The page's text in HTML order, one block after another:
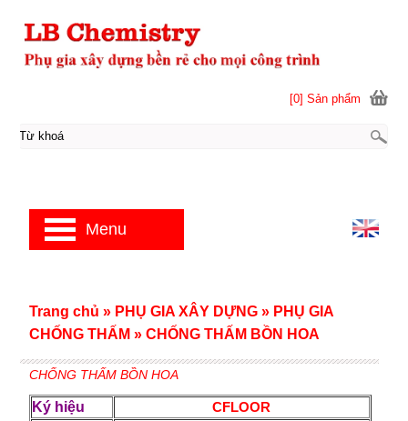
CHỐNG THẤM BỒN HOA
Ký hiệu
CFLOOR
Trang chủ » PHỤ GIA XÂY DỰNG » PHỤ GIA
CHỐNG THẤM » CHỐNG THẤM BỒN HOA
[0] Sản phẩm
Menu